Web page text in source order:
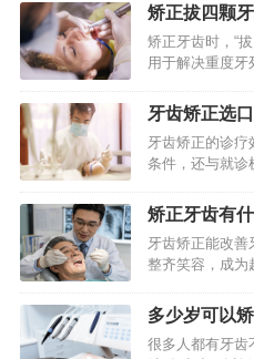
核心取决于矫治
齿移动进度，
矫正拔四颗
解惑指南
矫正牙齿时，“
用于解决重度牙
绝拔牙矫正。实
拔牙矫正的安
牙齿矫正选
精准抉择指南
牙齿矫正的诊疗
条件，还与就诊
院的口腔科？两
景，无绝对优
矫正牙齿有
科普+避坑指
牙齿矫正能改善
整齐笑容，成为
畸治疗的副作用
而严重危害多
多少岁可以
南（2026最
很多人都有牙齿